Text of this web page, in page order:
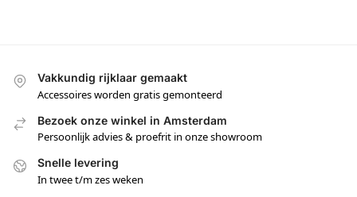
Vakkundig rijklaar gemaakt
Accessoires worden gratis gemonteerd
Bezoek onze winkel in Amsterdam
Persoonlijk advies & proefrit in onze showroom
Snelle levering
In twee t/m zes weken